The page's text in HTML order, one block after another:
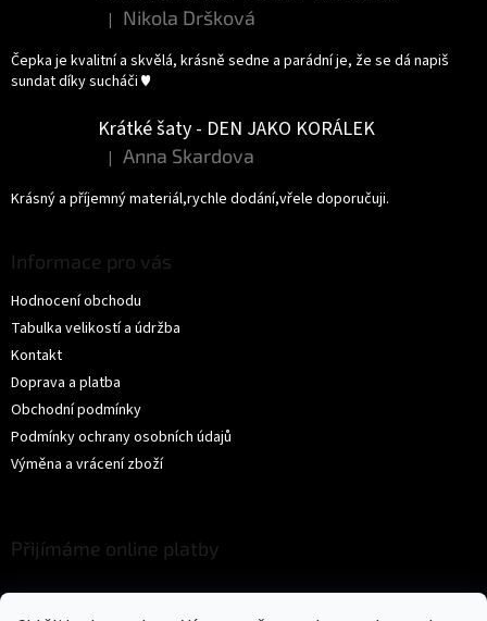
Hodnocení produktu je 5 z 5 hvězdiček.
| Nikola Dršková
Čepka je kvalitní a skvělá, krásně sedne a parádní je, že se dá napiš
sundat díky sucháči ♥️
Krátké šaty - DEN JAKO KORÁLEK
Hodnocení produktu je 5 z 5 hvězdiček.
| Anna Skardova
Krásný a příjemný materiál,rychle dodání,vřele doporučuji.
Informace pro vás
Hodnocení obchodu
Tabulka velikostí a údržba
Kontakt
Doprava a platba
Obchodní podmínky
Podmínky ochrany osobních údajů
Výměna a vrácení zboží
Přijímáme online platby